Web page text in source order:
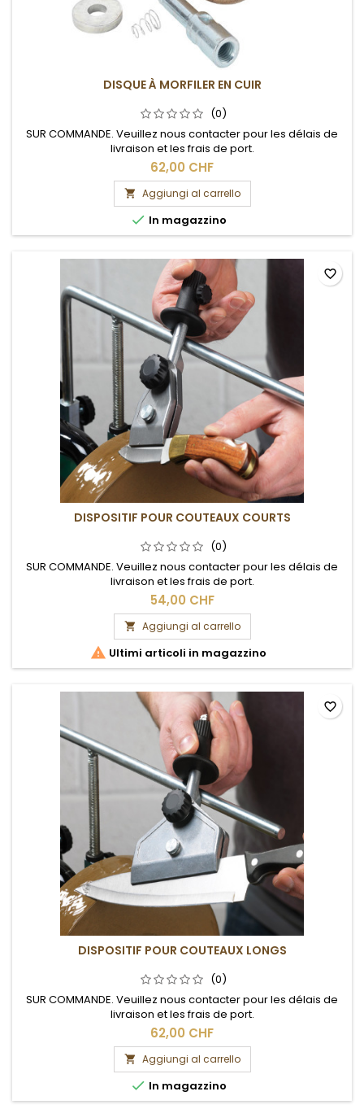
DISQUE À MORFILER EN CUIR
(0)
SUR COMMANDE. Veuillez nous contacter pour les délais de
livraison et les frais de port.
62,00 CHF
 Aggiungi al carrello
 In magazzino
DISPOSITIF POUR COUTEAUX COURTS
(0)
SUR COMMANDE. Veuillez nous contacter pour les délais de
livraison et les frais de port.
54,00 CHF
 Aggiungi al carrello
 Ultimi articoli in magazzino
favorite_border
DISPOSITIF POUR COUTEAUX LONGS
(0)
SUR COMMANDE. Veuillez nous contacter pour les délais de
livraison et les frais de port.
62,00 CHF
 Aggiungi al carrello
 In magazzino
favorite_border